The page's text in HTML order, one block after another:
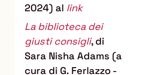
2024) al link
La biblioteca dei
giusti consigli, di
Sara Nisha Adams (a
cura di G. Ferlazzo -